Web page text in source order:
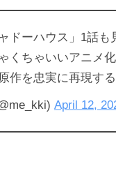
ドーハウス」1話
くちゃいいアニメ
作を忠実に再現す
April 12,